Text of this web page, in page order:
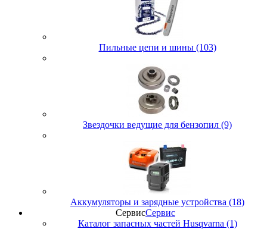
Пильные цепи и шины (103)
Звездочки ведущие для бензопил (9)
Аккумуляторы и зарядные устройства (18)
СервисСервис
Каталог запасных частей Husqvarna (1)